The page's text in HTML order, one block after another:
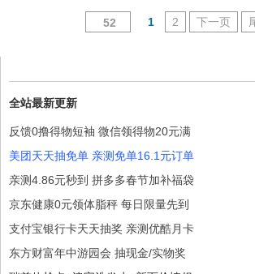
52 1 2 下一页
全站最新更新
反馈0撸得物短袖 微信领得物20元满
美团天天抽免单 亲测免单16.1元订单
亲测4.86元秒到 拼多多春节加补福袋
京东健康0元领体脂秤 每日限量先到
支付宝银行卡天天抽奖 亲测优酷月卡
东方财富年中游园会 抽现金/实物奖